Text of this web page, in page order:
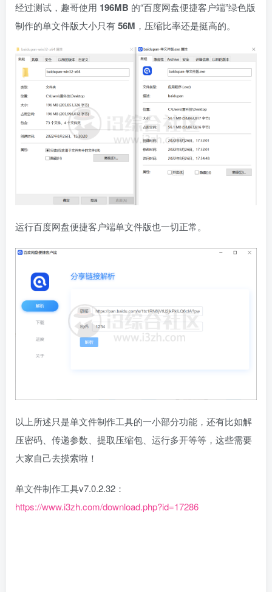
经过测试，趣哥使用 196MB 的“百度网盘便捷客户端”绿色版
制作的单文件版大小只有56M ，压缩比率还是挺高的。
运行百度网盘便捷客户端单文件版也一切正常。
以上所述只是单文件制作工具的一小部分功能，还有比如解
压密码、传递参数、提取压缩包、运行多开等等，这些需要
大家自己去摸索啦！
单文件制作工具v7.0.2.32：
https://www.i3zh.com/download.php?id=17286